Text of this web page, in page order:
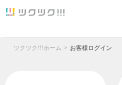
ツクツク!!!ホーム お客様ログイン